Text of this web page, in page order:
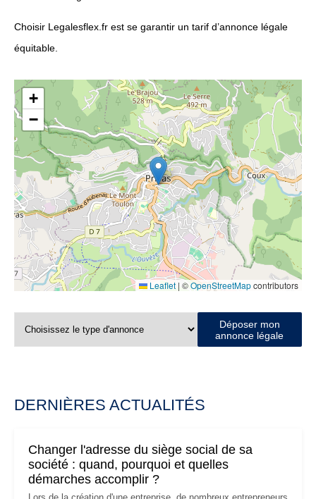
Choisir Legalesflex.fr est se garantir un tarif d’annonce légale
équitable.
+
−
Leaflet | ©OpenStreetMapcontributors
Déposer mon
annonce légale
DERNIÈRES ACTUALITÉS
Changer l'adresse du siège social de sa
société : quand, pourquoi et quelles
démarches accomplir ?